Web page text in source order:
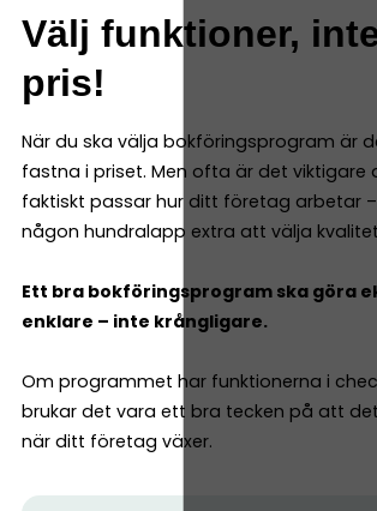
Välj funktioner,
pris!
När du ska välja bokföringsprogram är
fastna i priset. Men ofta är det
faktiskt passar hur ditt företag arbetar
någon hundralapp extra att välja
Ett bra bokföringsprogram ska göra
enklare – inte krångligare.
Om programmet har funktionerna i
brukar det vara ett bra tecken på att
när ditt företag växer.